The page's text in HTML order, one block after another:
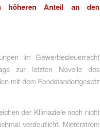
höheren Anteil an den
im Gewerbesteuerrecht
zur letzten Novelle des
mit dem Fondstandortgesetz
der Klimaziele noch nicht
verdeutlicht. Mieterstrom